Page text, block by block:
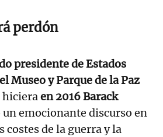
perdón
presidente de Estados
Museo y Parque de la Paz
hicieraen 2016 Barack
emocionante discurso en
costes de la guerra y la